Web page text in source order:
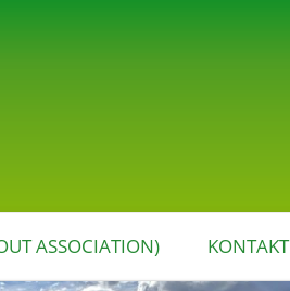
Skoči
sadržaja
ASSOCIATION) KONTAKT